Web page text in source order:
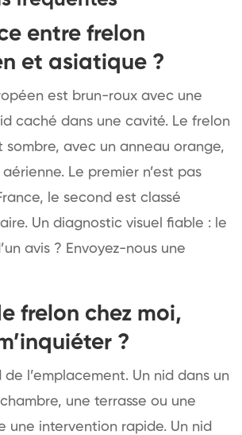
entre frelon
et asiatique ?
est brun-roux avec une
caché dans une cavité. Le frelon
sombre, avec un anneau orange,
Le premier n’est pas
le second est classé
Un diagnostic visuel fiable : le
avis ? Envoyez-nous une
frelon chez moi,
?
l’emplacement. Un nid dans un
une terrasse ou une
une intervention rapide. Un nid